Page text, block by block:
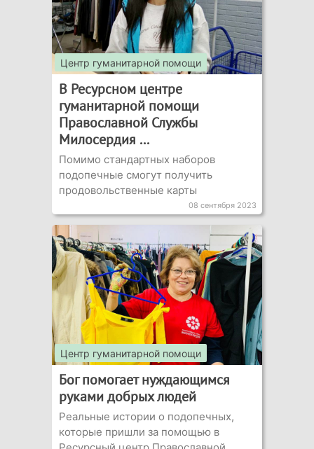
Центр гуманитарной помощи
В Ресурсном центре
гуманитарной помощи
Православной Службы
Милосердия ...
Помимо стандартных наборов
подопечные смогут получить
продовольственные карты
08 сентября 2023
Центр гуманитарной помощи
Бог помогает нуждающимся
руками добрых людей
Реальные истории о подопечных,
которые пришли за помощью в